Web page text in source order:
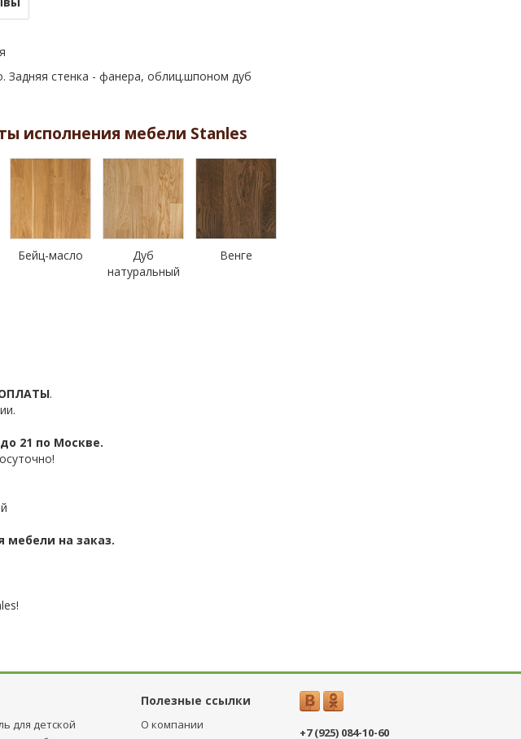
Задняя стенка - фанера, облиц.шпоном дуб
исполнения мебели Stanles
Бейц-масло
Дуб
натуральный
Венге
.
21 по Москве.
мебели на заказ.
Полезные ссылки
для детcкой
О компании
+7 (925) 084-10-60